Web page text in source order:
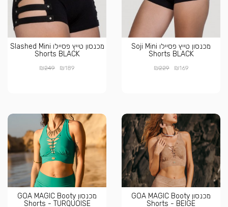
מכנסון טייץ פסיילו Soji Mini
Shorts BLACK
₪169
₪229
מכנסון טייץ פסיילו Slashed Mini
Shorts BLACK
₪189
₪249
מכנסון GOA MAGIC Booty
Shorts - BEIGE
מכנסון GOA MAGIC Booty
Shorts - TURQUOISE